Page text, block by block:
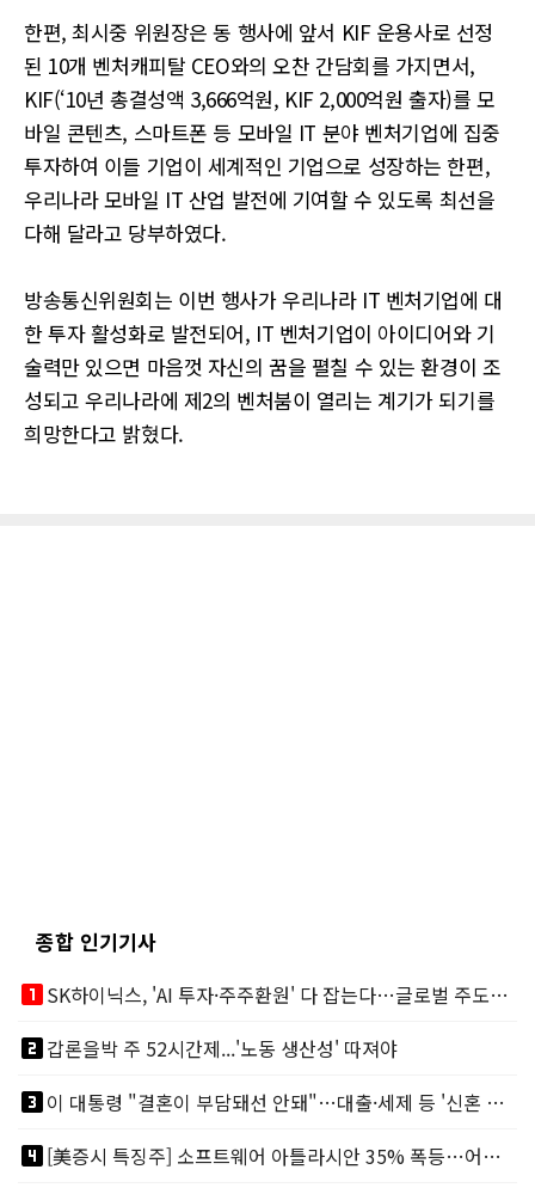
한편, 최시중 위원장은 동 행사에 앞서 KIF 운용사로 선정
된 10개 벤처캐피탈 CEO와의 오찬 간담회를 가지면서,
KIF(‘10년 총결성액 3,666억원, KIF 2,000억원 출자)를 모
바일 콘텐츠, 스마트폰 등 모바일 IT 분야 벤처기업에 집중
투자하여 이들 기업이 세계적인 기업으로 성장하는 한편,
우리나라 모바일 IT 산업 발전에 기여할 수 있도록 최선을
다해 달라고 당부하였다.
방송통신위원회는 이번 행사가 우리나라 IT 벤처기업에 대
한 투자 활성화로 발전되어, IT 벤처기업이 아이디어와 기
술력만 있으면 마음껏 자신의 꿈을 펼칠 수 있는 환경이 조
성되고 우리나라에 제2의 벤처붐이 열리는 계기가 되기를
희망한다고 밝혔다.
종합 인기기사
looks_one
SK하이닉스, 'AI 투자·주주환원' 다 잡는다…글로벌 주도권 굳히기
looks_two갑론을박 주 52시간제...'노동 생산성' 따져야
looks_3
이 대통령 "결혼이 부담돼선 안돼"…대출·세제 등 '신혼 걸림돌' 제거
looks_4
[美증시 특징주] 소프트웨어 아틀라시안 35% 폭등…어닝서프, 투자의견 줄줄이 상향